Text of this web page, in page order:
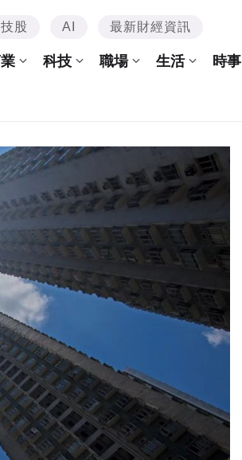
股 AI 最新財經資訊
科技 職場 生活 時事